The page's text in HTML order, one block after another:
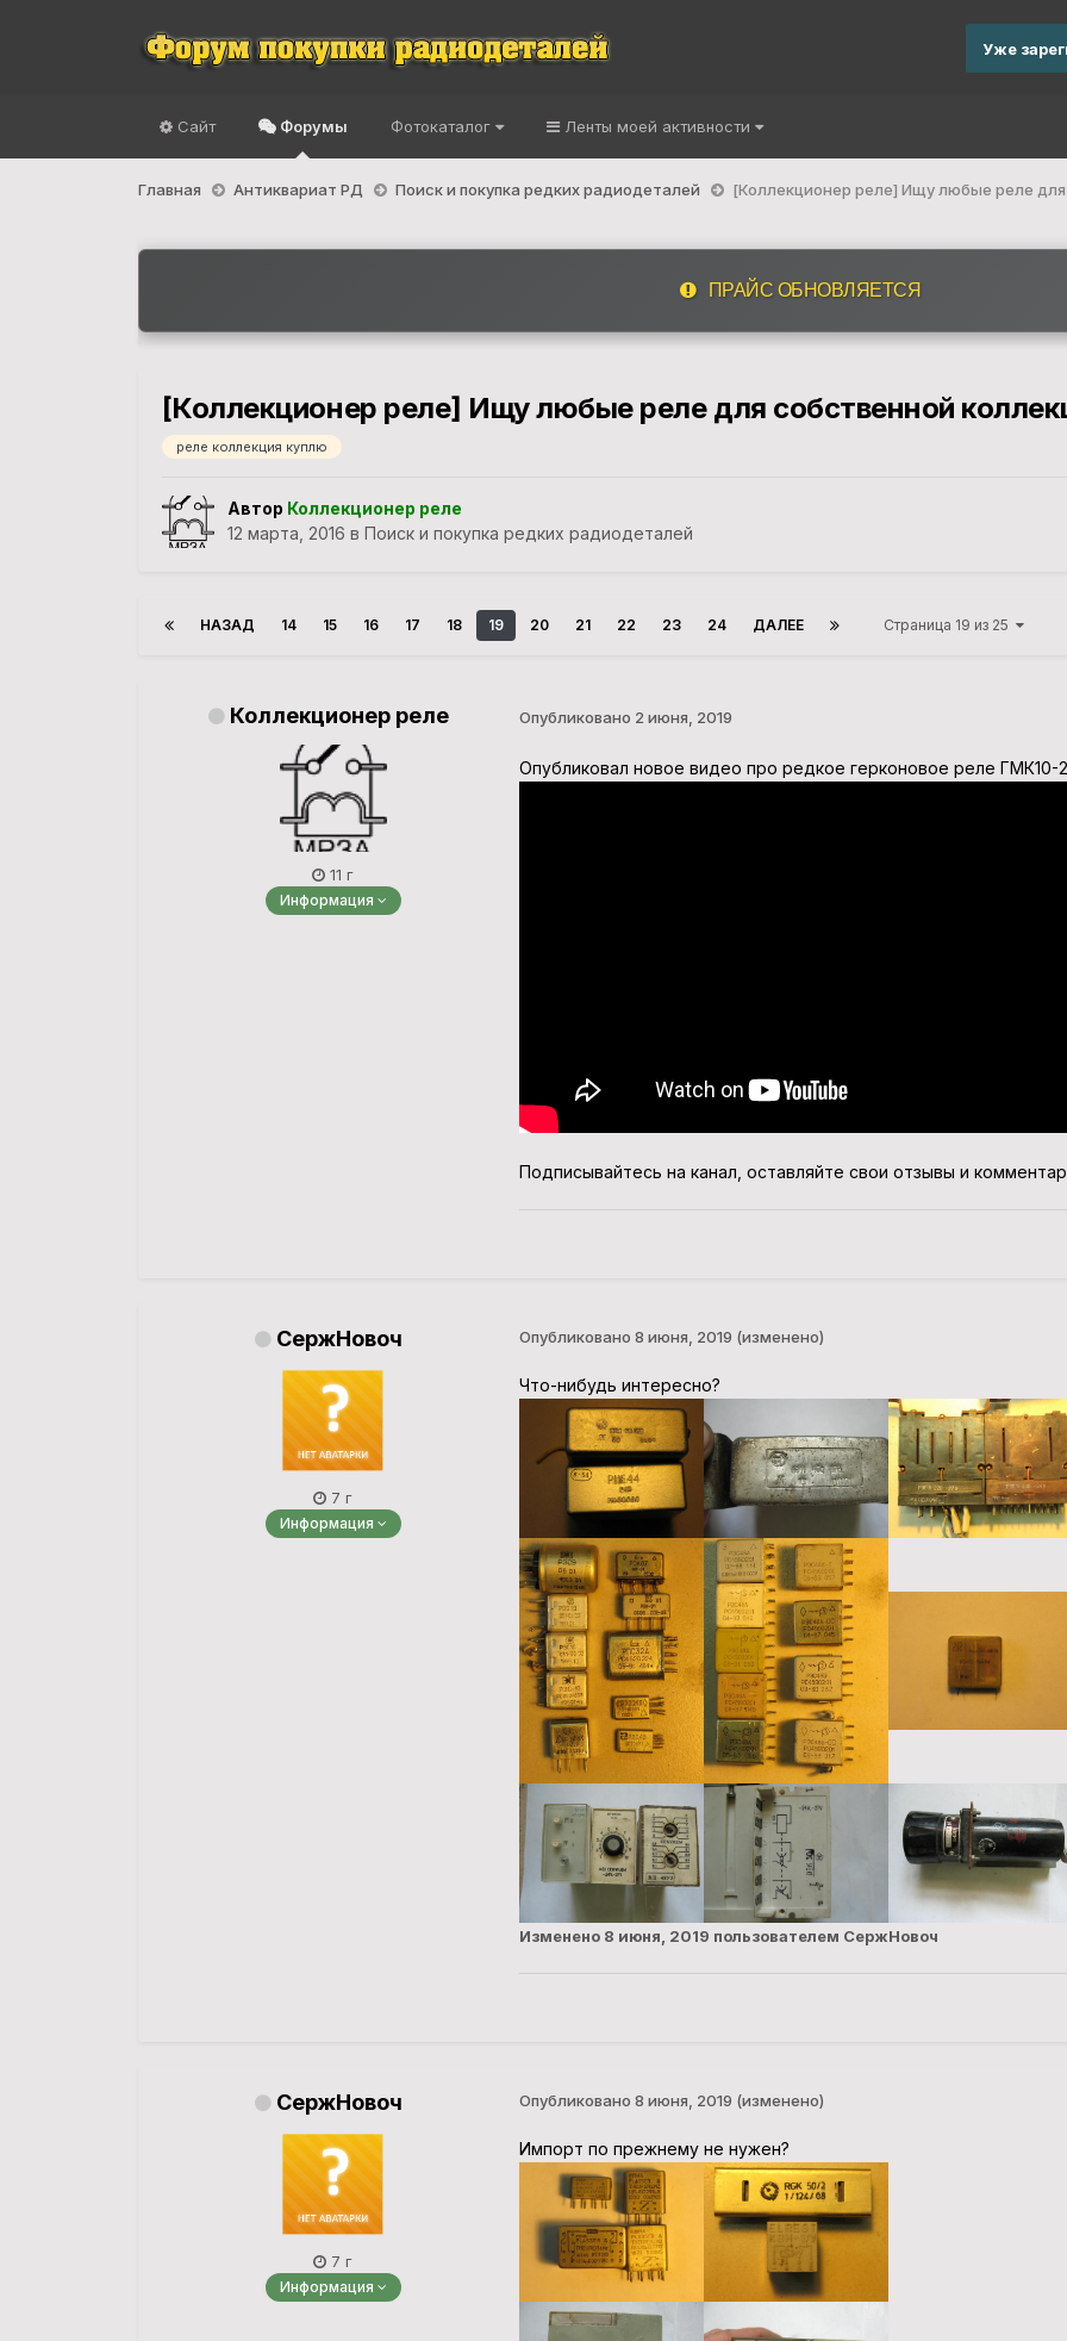
Уже
Сайт Форумы Фотокаталог Ленты моей активности
Главная Антиквариат РД Поиск и покупка редких радиодеталей [Коллекционер реле] Ищу любые реле
ПРАЙС ОБНОВЛЯЕТСЯ
[Коллекционер реле] Ищу любые реле для собственной
реле коллекция куплю
Автор Коллекционер реле
12 марта, 2016 в Поиск и покупка редких радиодеталей
НАЗАД 14 15 16 17 18 19 20 21 22 23 24 ДАЛЕЕ Страница 19 из 25
Коллекционер реле
11 г
Информация
Опубликовано 2 июня, 2019
Опубликовал новое видео про редкое герконовое реле ГМК10-2
Подписывайтесь на канал, оставляйте свои отзывы и
СержНовоч
7 г
Информация
Опубликовано 8 июня, 2019 (изменено)
Что-нибудь интересно?
Изменено 8 июня, 2019 пользователем СержНовоч
СержНовоч
7 г
Информация
Опубликовано 8 июня, 2019 (изменено)
Импорт по прежнему не нужен?